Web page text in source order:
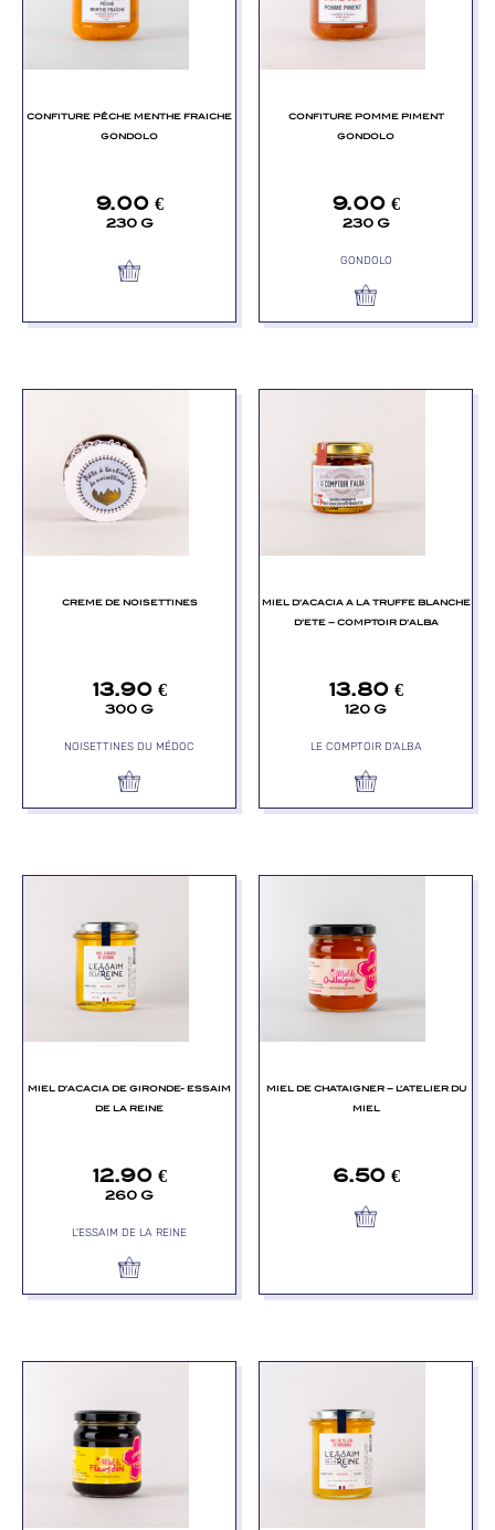
CONFITURE PÊCHE MENTHE FRAICHE
GONDOLO
9.00 €
230 G
CONFITURE POMME PIMENT
GONDOLO
9.00 €
230 G
GONDOLO
CREME DE NOISETTINES
13.90 €
300 G
NOISETTINES DU MÉDOC
MIEL D’ACACIA A LA TRUFFE BLANCHE
D’ETE – COMPTOIR D’ALBA
13.80 €
120 G
LE COMPTOIR D'ALBA
MIEL D’ACACIA DE GIRONDE- ESSAIM
DE LA REINE
12.90 €
260 G
L'ESSAIM DE LA REINE
MIEL DE CHATAIGNER – L’ATELIER DU
MIEL
6.50 €